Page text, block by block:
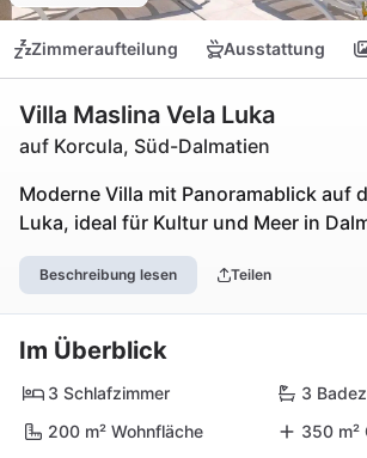
Zimmeraufteilung Ausstattung
Villa Maslina Vela Luka
auf Korcula, Süd-Dalmatien
Moderne Villa mit Panoramablick auf
Luka, ideal für Kultur und Meer in
Beschreibung lesen Teilen
Im Überblick
3 Schlafzimmer
3
200 m² Wohnfläche
350 m²